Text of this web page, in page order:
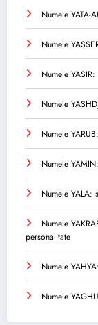
Numele YATA-
Numele
Numele
Numele
Numele
Numele
Numele YALA:
Numele
personalitate
Numele
Numele